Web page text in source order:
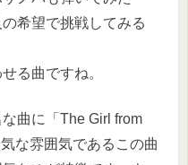
希望で挑戦してみる
る曲ですね。
曲に「The Girl from
な雰囲気であるこの曲